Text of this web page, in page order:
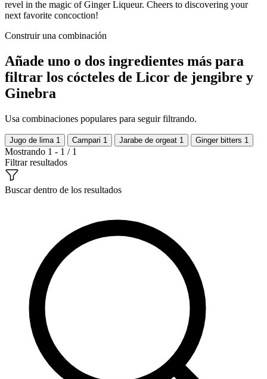
revel in the magic of Ginger Liqueur. Cheers to discovering your
next favorite concoction!
Construir una combinación
Añade uno o dos ingredientes más para
filtrar los cócteles de Licor de jengibre y
Ginebra
Usa combinaciones populares para seguir filtrando.
Jugo de lima 1 Campari 1 Jarabe de orgeat 1 Ginger bitters 1
Mostrando 1 - 1 / 1
Filtrar resultados
Buscar dentro de los resultados